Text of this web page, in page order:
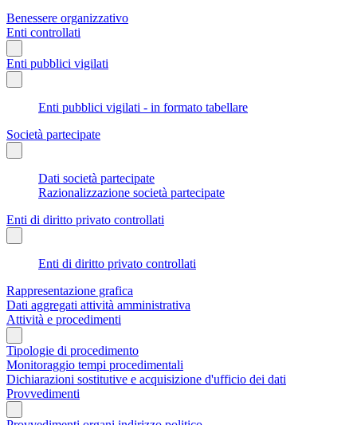
Benessere organizzativo
Enti controllati
Enti pubblici vigilati
Enti pubblici vigilati - in formato tabellare
Società partecipate
Dati società partecipate
Razionalizzazione società partecipate
Enti di diritto privato controllati
Enti di diritto privato controllati
Rappresentazione grafica
Dati aggregati attività amministrativa
Attività e procedimenti
Tipologie di procedimento
Monitoraggio tempi procedimentali
Dichiarazioni sostitutive e acquisizione d'ufficio dei dati
Provvedimenti